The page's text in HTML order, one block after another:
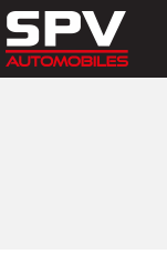
Panneau de gestion